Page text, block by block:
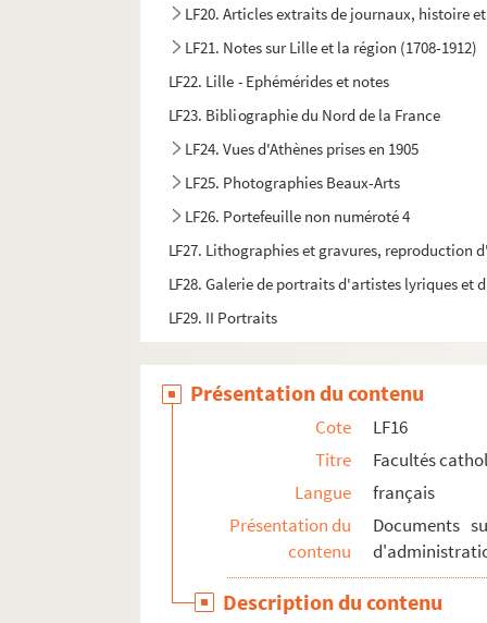
LF20. Articles extraits de journaux, histoire
LF21. Notes sur Lille et la région (1708-1912)
LF22. Lille - Ephémérides et notes
LF23. Bibliographie du Nord de la France
LF24. Vues d'Athènes prises en 1905
LF25. Photographies Beaux-Arts
LF26. Portefeuille non numéroté 4
LF27. Lithographies et gravures, reproduction
LF28. Galerie de portraits d'artistes lyriques
LF29. II Portraits
Présentation du contenu
Cote
LF16
Titre
Facultés
Langue
français
Présentation du
contenu
Documents
Description du contenu